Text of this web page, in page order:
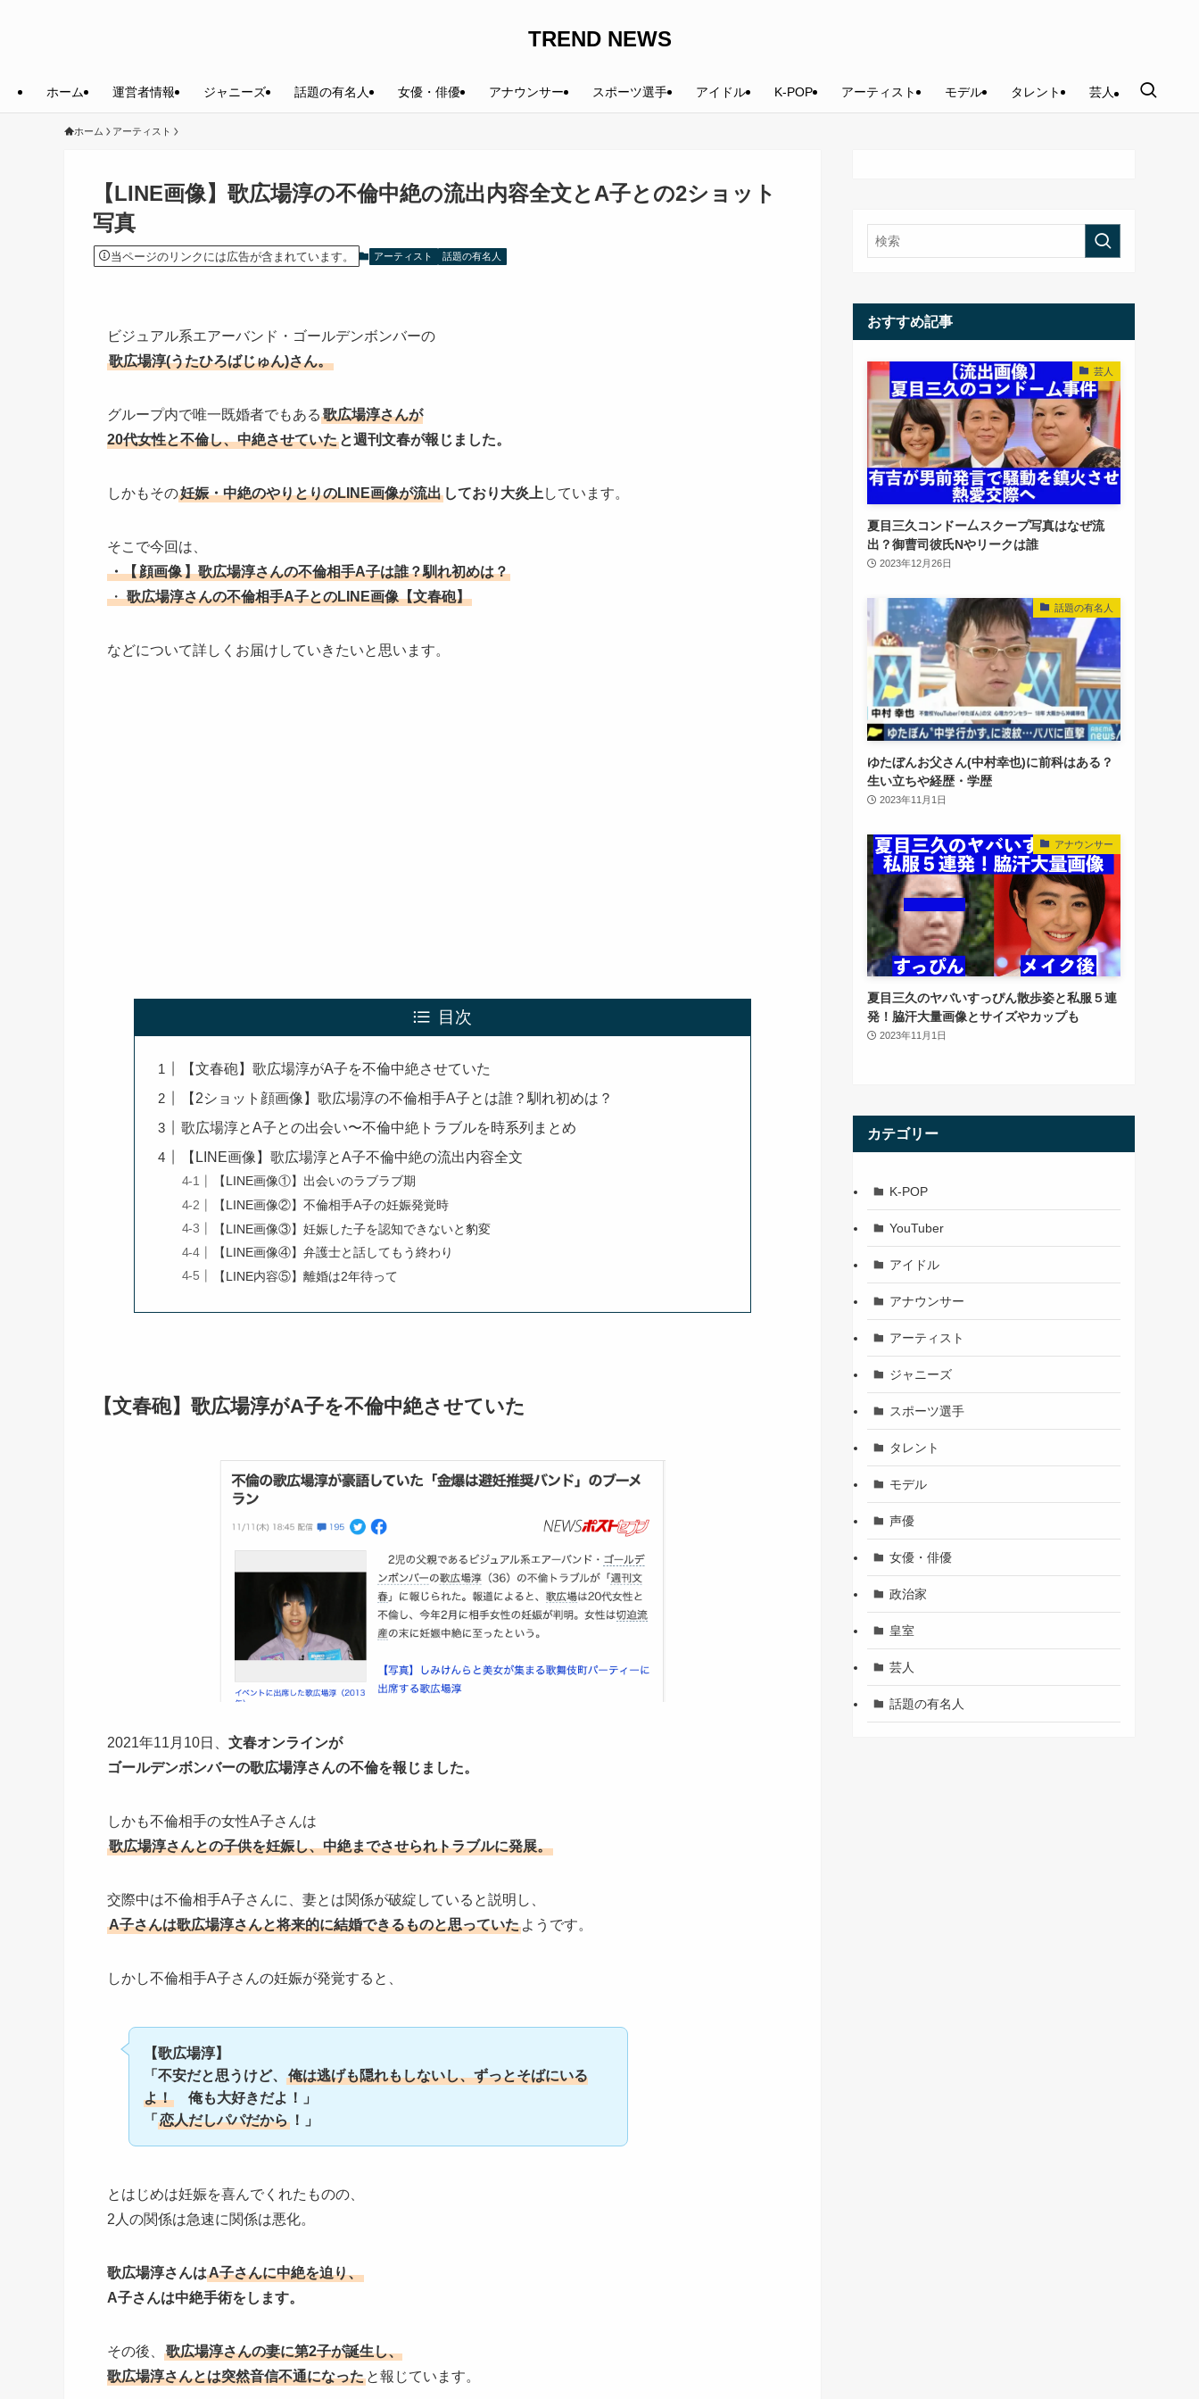
TREND NEWS
ホーム 運営者情報 ジャニーズ 話題の有名人 女優・俳優 アナウンサー スポーツ選手 アイドル K-POP アーティスト モデル タレント 芸人
ホーム アーティスト
【LINE画像】歌広場淳の不倫中絶の流出内容全文とA子との2ショット
写真
当ページのリンクには広告が含まれています。 アーティスト 話題の有名人
ビジュアル系エアーバンド・ゴールデンボンバーの
歌広場淳(うたひろばじゅん)さん。
グループ内で唯一既婚者でもある 歌広場淳さんが
20代女性と不倫し、中絶させていた と週刊文春が報じました。
しかもその妊娠・中絶のやりとりのLINE画像が流出 しており大炎上 しています。
そこで今回は、
・【顔画像】歌広場淳さんの不倫相手A子は誰？馴れ初めは？
・ 歌広場淳さんの不倫相手A子とのLINE画像【文春砲】
などについて詳しくお届けしていきたいと思います。
目次
【文春砲】歌広場淳がA子を不倫中絶させていた
【2ショット顔画像】歌広場淳の不倫相手A子とは誰？馴れ初めは？
歌広場淳とA子との出会い〜不倫中絶トラブルを時系列まとめ
【LINE画像】歌広場淳とA子不倫中絶の流出内容全文
【LINE画像①】出会いのラブラブ期
【LINE画像②】不倫相手A子の妊娠発覚時
【LINE画像③】妊娠した子を認知できないと豹変
【LINE画像④】弁護士と話してもう終わり
【LINE内容⑤】離婚は2年待って
【文春砲】歌広場淳がA子を不倫中絶させていた
2021年11月10日、 文春オンラインが
ゴールデンボンバーの歌広場淳さんの不倫を報じました。
しかも不倫相手の女性A子さんは
歌広場淳さんとの子供を妊娠し、中絶までさせられトラブルに発展。
交際中は不倫相手A子さんに、妻とは関係が破綻していると説明し、
A子さんは歌広場淳さんと将来的に結婚できるものと思っていた ようです。
しかし不倫相手A子さんの妊娠が発覚すると、
【歌広場淳】
「不安だと思うけど、
俺は逃げも隠れもしないし、ずっとそばにいる
よ！
俺も大好きだよ！」
「 恋人だしパパだから ！ 」
とはじめは妊娠を喜んでくれたものの、
2人の関係は急速に関係は悪化。
歌広場淳さんはA子さんに中絶を迫り、
A子さんは中絶手術をします。
その後、
歌広場淳さんの妻に第2子が誕生し、
歌広場淳さんとは突然音信不通になった と報じています。
おすすめ記事
芸人
夏目三久コンドー厶スクープ写真はなぜ流
出？御曹司彼氏Nやリークは誰
2023年12月26日
話題の有名人
ゆたぼんお父さん(中村幸也)に前科はある？
生い立ちや経歴・学歴
2023年11月1日
アナウンサー
夏目三久のヤバいすっぴん散歩姿と私服５連
発！脇汗大量画像とサイズやカップも
2023年11月1日
カテゴリー
K-POP
YouTuber
アイドル
アナウンサー
アーティスト
ジャニーズ
スポーツ選手
タレント
モデル
声優
女優・俳優
政治家
皇室
芸人
話題の有名人